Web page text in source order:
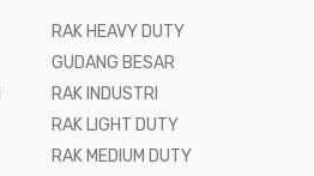
RAK HEAVY DUTY
GUDANG BESAR
RAK INDUSTRI
RAK LIGHT DUTY
RAK MEDIUM DUTY